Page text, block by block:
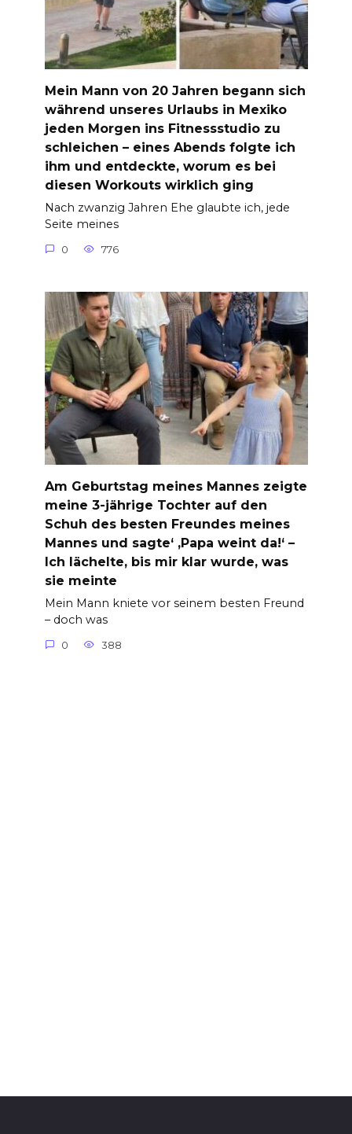
Mein Mann von 20 Jahren begann sich
während unseres Urlaubs in Mexiko
jeden Morgen ins Fitnessstudio zu
schleichen – eines Abends folgte ich
ihm und entdeckte, worum es bei
diesen Workouts wirklich ging
Nach zwanzig Jahren Ehe glaubte ich, jede
Seite meines
0 776
Am Geburtstag meines Mannes zeigte
meine 3-jährige Tochter auf den
Schuh des besten Freundes meines
Mannes und sagte‘ ‚Papa weint da!‘ –
Ich lächelte, bis mir klar wurde, was
sie meinte
Mein Mann kniete vor seinem besten Freund
– doch was
0 388